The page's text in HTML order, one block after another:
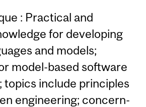
: Practical and
for developing
and models;
model-based software
topics include principles
engineering; concern-